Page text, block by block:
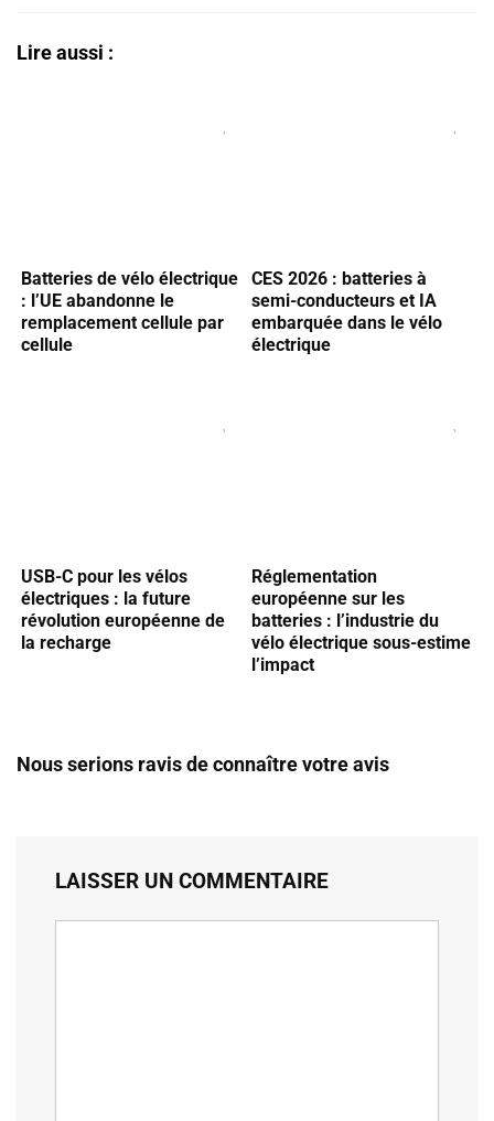
Lire aussi :
Batteries de vélo électrique
: l’UE abandonne le
remplacement cellule par
cellule
CES 2026 : batteries à
semi-conducteurs et IA
embarquée dans le vélo
électrique
USB-C pour les vélos
électriques : la future
révolution européenne de
la recharge
Réglementation
européenne sur les
batteries : l’industrie du
vélo électrique sous-estime
l’impact
Nous serions ravis de connaître votre avis
LAISSER UN COMMENTAIRE